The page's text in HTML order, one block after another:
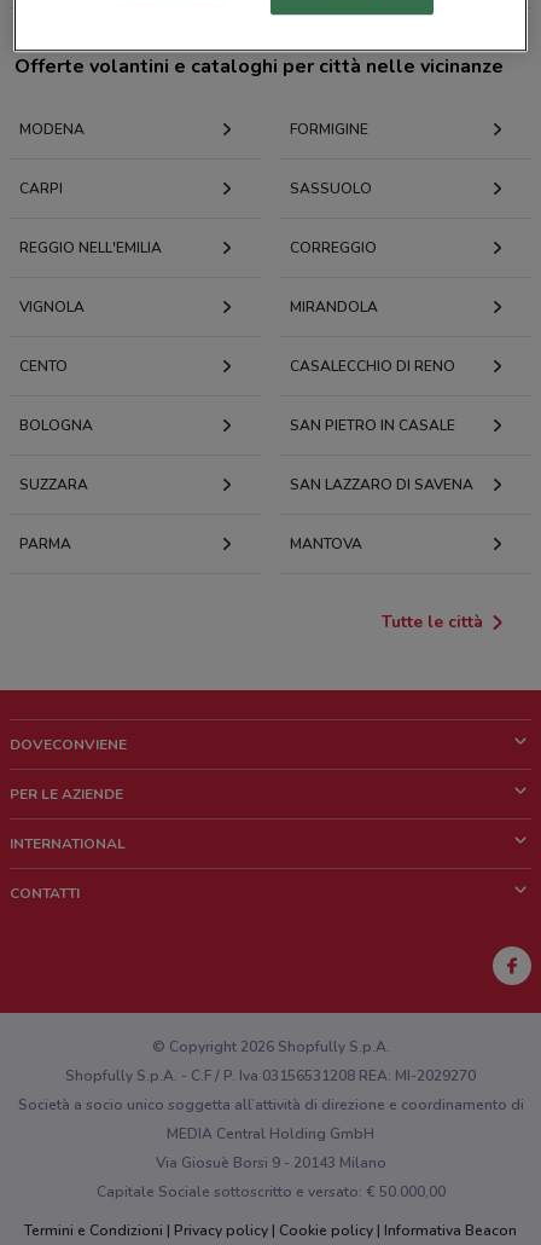
Offerte volantini e cataloghi per città nelle vicinanze
MODENA FORMIGINE
CARPI SASSUOLO
REGGIO NELL'EMILIA CORREGGIO
VIGNOLA MIRANDOLA
CENTO CASALECCHIO DI RENO
BOLOGNA SAN PIETRO IN CASALE
SUZZARA SAN LAZZARO DI SAVENA
PARMA MANTOVA
Tutte le città
DOVECONVIENE
Chi siamo
Lavora con noi
PER LE AZIENDE
Richieste commerciali e marketing
INTERNATIONAL
CONTATTI
Hai un malfunzionamento sul web o sull'app?
© Copyright 2026 Shopfully S.p.A.
Shopfully S.p.A. - C.F / P. Iva 03156531208 REA: MI-2029270
Società a socio unico soggetta all’attività di direzione e coordinamento di
MEDIA Central Holding GmbH
Via Giosuè Borsi 9 - 20143 Milano
Capitale Sociale sottoscritto e versato: € 50.000,00
Termini e Condizioni
Privacy policy Cookie policy Informativa Beacon